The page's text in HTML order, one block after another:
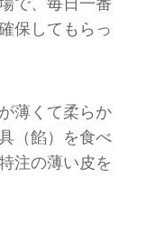
保してもらっ
薄くて柔らか
（餡）を食べ
注の薄い皮を